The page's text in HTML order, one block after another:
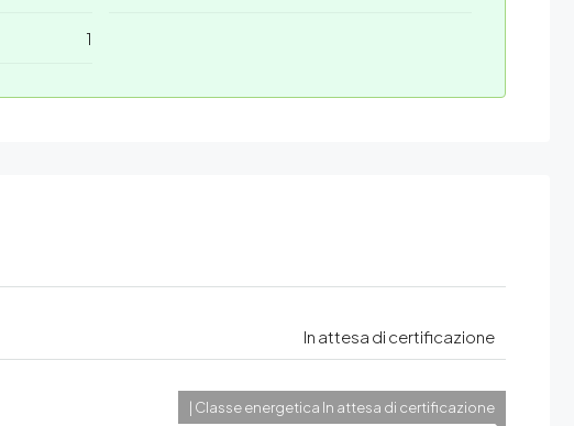
1
In attesa di certificazione
| Classe energetica In attesa di certificazione